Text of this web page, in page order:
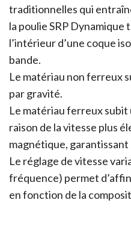
traditionnelles qui
la poulie SRP
l’intérieur d’une coque
bande.
Le matériau non ferreux
par gravité.
Le matériau ferreux
raison de la vitesse plus
magnétique,
Le réglage de vitesse
fréquence) permet
en fonction de la